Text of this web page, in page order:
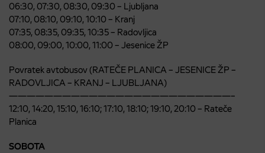
06:30, 07:30, 08:30, 09:30 – Ljubljana
07:10, 08:10, 09:10, 10:10 – Kranj
07:35, 08:35, 09:35, 10:35 – Radovljica
08:00, 09:00, 10:00, 11:00 – Jesenice ŽP
Povratek avtobusov (RATEČE PLANICA – JESENICE ŽP –
RADOVLJICA – KRANJ – LJUBLJANA)
—————————————————————————–
12:10, 14:20, 15:10, 16:10; 17:10, 18:10; 19:10, 20:10 – Rateče
Planica
SOBOTA